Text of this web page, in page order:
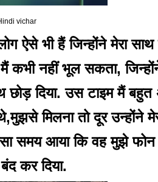
vichar
भी हैं जिन्होंने मेरा साथ
नहीं भूल सकता, जिन्होंने
छोड़ दिया. उस टाइम मैं बहुत
मिलना तो दूर उन्होंने
समय आया कि वह मुझे
कर दिया.